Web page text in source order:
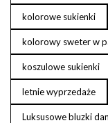
kolorowe sukienki
kolorowy sweter w
koszulowe sukienki
letnie wyprzedaże
Luksusowe bluzki